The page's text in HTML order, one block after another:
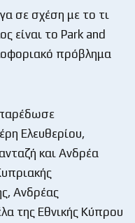
σε σχέση με το τι
είναι το Park and
πρόβλημα
Ελευθερίου,
και Ανδρέα
Ανδρέας
της Εθνικής Κύπρου